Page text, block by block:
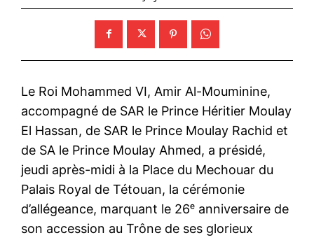
Le Roi Mohammed VI, Amir Al-Mouminine,
accompagné de SAR le Prince Héritier Moulay
El Hassan, de SAR le Prince Moulay Rachid et
de SA le Prince Moulay Ahmed, a présidé,
jeudi après-midi à la Place du Mechouar du
Palais Royal de Tétouan, la cérémonie
d’allégeance, marquant le 26ᵉ anniversaire de
son accession au Trône de ses glorieux